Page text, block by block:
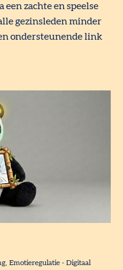
zachte en speelse
gezinsleden minder
ondersteunende link
Emotieregulatie - Digitaal